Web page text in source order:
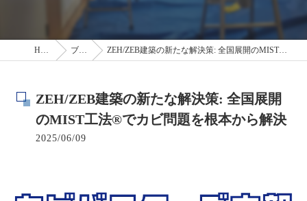
HOME ブログ ZEH/ZEB建築の新たな解決策: 全国展開のMIST工法®でカビ問題を根本から解決
ZEH/ZEB建築の新たな解決策: 全国展開
のMIST工法®でカビ問題を根本から解決
2025/06/09